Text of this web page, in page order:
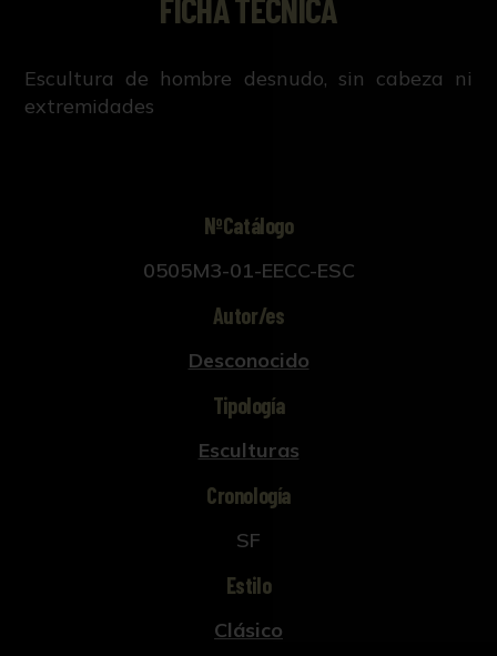
FICHA TÉCNICA
Escultura de hombre desnudo, sin cabeza ni
extremidades
NºCatálogo
0505M3-01-EECC-ESC
Autor/es
Desconocido
Tipología
Esculturas
Cronología
SF
Estilo
Clásico